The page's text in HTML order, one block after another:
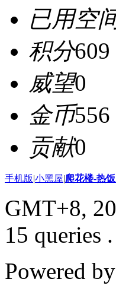
已用空
积分609
威望0
金币556
贡献0
手机版|小黑屋|爬花楼-热
GMT+8,
15 queries .
Powered